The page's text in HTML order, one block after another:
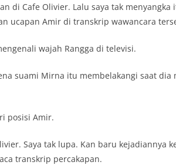
di Cafe Olivier. Lalu saya tak
ucapan Amir di transkrip wawancara
wajah Rangga di televisi.
suami Mirna itu membelakangi saat
posisi Amir.
Saya tak lupa. Kan baru kejadiannya
transkrip percakapan.